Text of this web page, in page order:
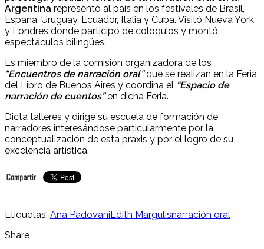
Argentina representó al país en los festivales de Brasil,
España, Uruguay, Ecuador, Italia y Cuba. Visitó Nueva York
y Londres donde participó de coloquios y montó
espectáculos bilingües.
Es miembro de la comisión organizadora de los
“Encuentros de narración oral” que se realizan en la Feria
del Libro de Buenos Aires y coordina el “Espacio de
narración de cuentos” en dicha Feria.
Dicta talleres y dirige su escuela de formación de
narradores interesándose particularmente por la
conceptualización de esta praxis y por el logro de su
excelencia artística.
Etiquetas: Ana PadovaniEdith Margulisnarración oral
Share